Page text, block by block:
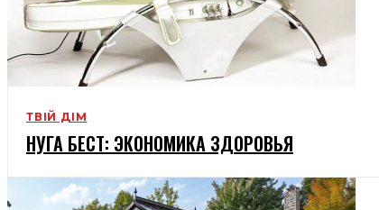
ТВІЙ ДІМ
НУГА БЕСТ: ЭКОНОМИКА ЗДОРОВЬЯ